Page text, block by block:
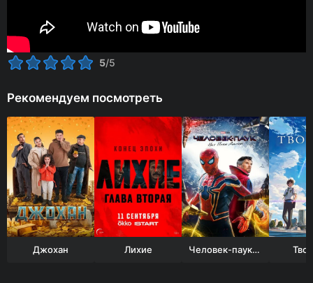
5/5
Рекомендуем посмотреть
Джохан Лихие Человек-паук: Нет пути домой